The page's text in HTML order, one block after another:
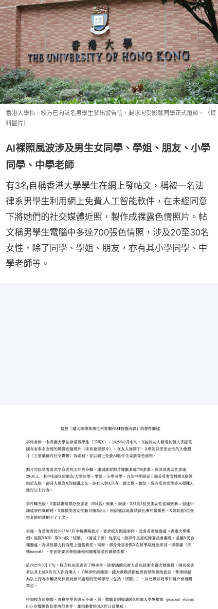
香港大學指，校方已向該名男學生發出警告信，要求向受影響同學正式道歉。（資
料圖片）
AI裸照風波涉及男生女同學、學姐、朋友、小學
同學、中學老師
有3名自稱香港大學學生在網上發帖文，稱被一名法
律系男學生利用網上免費人工智能軟件，在未經同意
下將她們的社交媒體近照，製作成祼露色情照片。帖
文稱男學生電腦中多達700張色情照，涉及20至30名
女性，除了同學、學姐、朋友，亦有其小學同學、中
學老師等。